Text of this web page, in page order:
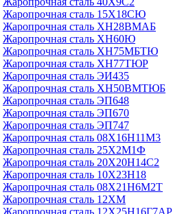
Жаропрочная сталь 15Х18СЮ
Жаропрочная сталь ХН28ВМАБ
Жаропрочная сталь ХН60Ю
Жаропрочная сталь ХН75МБТЮ
Жаропрочная сталь ХН77ТЮР
Жаропрочная сталь ЭИ435
Жаропрочная сталь ХН50ВМТЮБ
Жаропрочная сталь ЭП648
Жаропрочная сталь ЭП670
Жаропрочная сталь ЭП747
Жаропрочная сталь 08Х16Н11М3
Жаропрочная сталь 25Х2М1Ф
Жаропрочная сталь 20Х20Н14С2
Жаропрочная сталь 10Х23Н18
Жаропрочная сталь 08Х21Н6М2Т
Жаропрочная сталь 12ХМ
Жаропрочная сталь 12Х25Н16Г7АР